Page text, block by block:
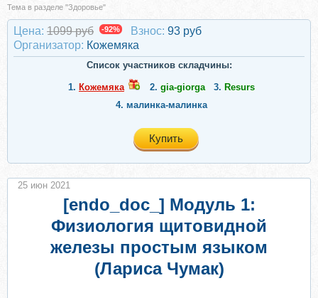
Тема в разделе "Здоровье"
Цена: 1099 руб -92% Взнос: 93 руб
Организатор: Кожемяка
Список участников складчины:
1. Кожемяка 2. gia-giorga 3. Resurs
4. малинка-малинка
Купить
[endo_doc_] Модуль 1:
Физиология щитовидной
железы простым языком
(Лариса Чумак)
25 июн 2021